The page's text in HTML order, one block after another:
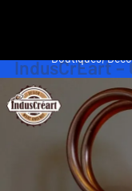
IndusCrÈart
Boutiques,